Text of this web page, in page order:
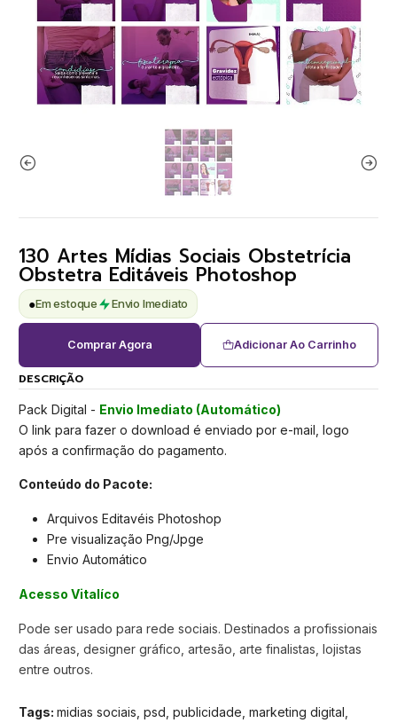
130 Artes Mídias Sociais Obstetrícia
Obstetra Editáveis Photoshop
●Em estoque Envio Imediato
Adicionar Ao Carrinho
Comprar Agora
DESCRIÇÃO
Pack Digital - Envio Imediato (Automático)
O link para fazer o download é enviado por e-mail, logo
após a confirmação do pagamento.
Conteúdo do Pacote:
Arquivos Editavéis Photoshop
Pre visualização Png/Jpge
Envio Automático
Acesso Vitalíco
Pode ser usado para rede sociais. Destinados a profissionais
das áreas, designer gráfico, artesão, arte finalistas, lojistas
entre outros.
Tags: midias sociais, psd, publicidade, marketing digital,